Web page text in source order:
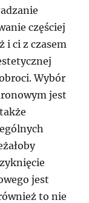
częściej
i ci z czasem
Wybór
jest
jest
to nie